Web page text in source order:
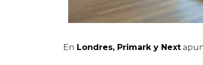
En Londres, Primark y Next